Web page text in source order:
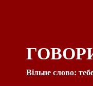
Вільне слово: